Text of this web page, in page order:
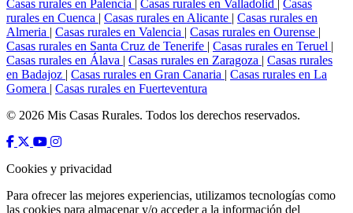
Casas rurales en Palencia | Casas rurales en Valladolid | Casas
rurales en Cuenca | Casas rurales en Alicante | Casas rurales en
Almeria | Casas rurales en Valencia | Casas rurales en Ourense |
Casas rurales en Santa Cruz de Tenerife | Casas rurales en Teruel |
Casas rurales en Álava | Casas rurales en Zaragoza | Casas rurales
en Badajoz | Casas rurales en Gran Canaria | Casas rurales en La
Gomera | Casas rurales en Fuerteventura
© 2026 Mis Casas Rurales. Todos los derechos reservados.
Cookies y privacidad
Para ofrecer las mejores experiencias, utilizamos tecnologías como
las cookies para almacenar y/o acceder a la información del